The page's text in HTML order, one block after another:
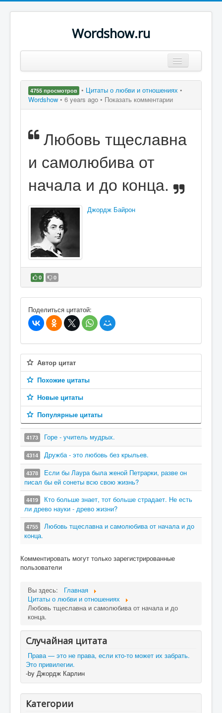
Wordshow.ru
Популярные цитаты
Поиск
4755 просмотров • Цитаты о любви и отношениях •
Wordshow • 6 years ago • Показать комментарии
Любовь тщеславна
и самолюбива от
начала и до конца.
Джордж Байрон
0 0
В избранное
Поделиться цитатой:
Автор цитат
Похожие цитаты
Новые цитаты
Популярные цитаты
4173 Горе - учитель мудрых.
4314 Дружба - это любовь без крыльев.
4378
Если бы Лаура была женой Петрарки, разве он
писал бы ей сонеты всю свою жизнь?
4419
Кто больше знает, тот больше страдает. Не есть
ли древо науки - древо жизни?
4755
Любовь тщеславна и самолюбива от начала и до
конца.
Комментировать могут только зарегистрированные
пользователи
Вы здесь:
Главная
Цитаты о любви и отношениях
Любовь тщеславна и самолюбива от начала и до
конца.
Случайная цитата
Права — это не права, если кто-то может их забрать.
Это привилегии.
-by Джордж Карлин
Категории